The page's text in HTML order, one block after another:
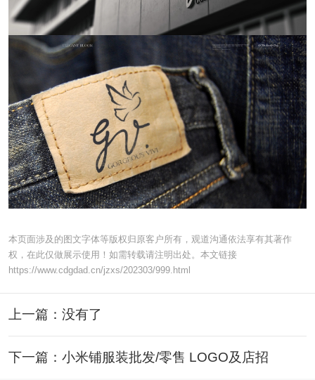
本页面涉及的图文字体等版权归原客户所有，观道沟通依法享有其著作
权，在此仅做展示使用！如需转载请注明出处。本文链接
https://www.cdgdad.cn/jzxs/202303/999.html
上一篇：没有了
下一篇：小米铺服装批发/零售 LOGO及店招